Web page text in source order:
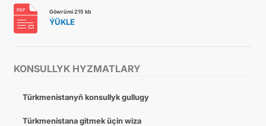
KONSULLYK HYZMATLARY
Türkmenistanyň konsullyk gullugy
Türkmenistana gitmek üçin wiza
Göwrümi 215 kb
ÝÜKLE